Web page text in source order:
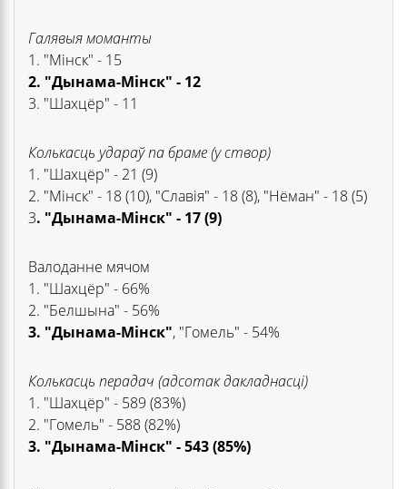
Галявыя моманты
1. "Мінск" - 15
2. "Дынама-Мінск" - 12
3. "Шахцёр" - 11
Колькасць удараў па браме (у створ)
1. "Шахцёр" - 21 (9)
2. "Мінск" - 18 (10), "Славія" - 18 (8), "Нёман" - 18 (5)
3. "Дынама-Мінск" - 17 (9)
Валоданне мячом
1. "Шахцёр" - 66%
2. "Белшына" - 56%
3. "Дынама-Мінск", "Гомель" - 54%
Колькасць перадач (адсотак дакладнасці)
1. "Шахцёр" - 589 (83%)
2. "Гомель" - 588 (82%)
3. "Дынама-Мінск" - 543 (85%)